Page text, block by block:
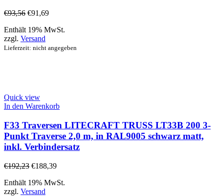
€93,56 €91,69
Enthält 19% MwSt.
zzgl. Versand
Lieferzeit: nicht angegeben
Quick view
In den Warenkorb
F33 Traversen LITECRAFT TRUSS LT33B 200 3-
Punkt Traverse 2,0 m, in RAL9005 schwarz matt,
inkl. Verbindersatz
€192,23 €188,39
Enthält 19% MwSt.
zzgl. Versand